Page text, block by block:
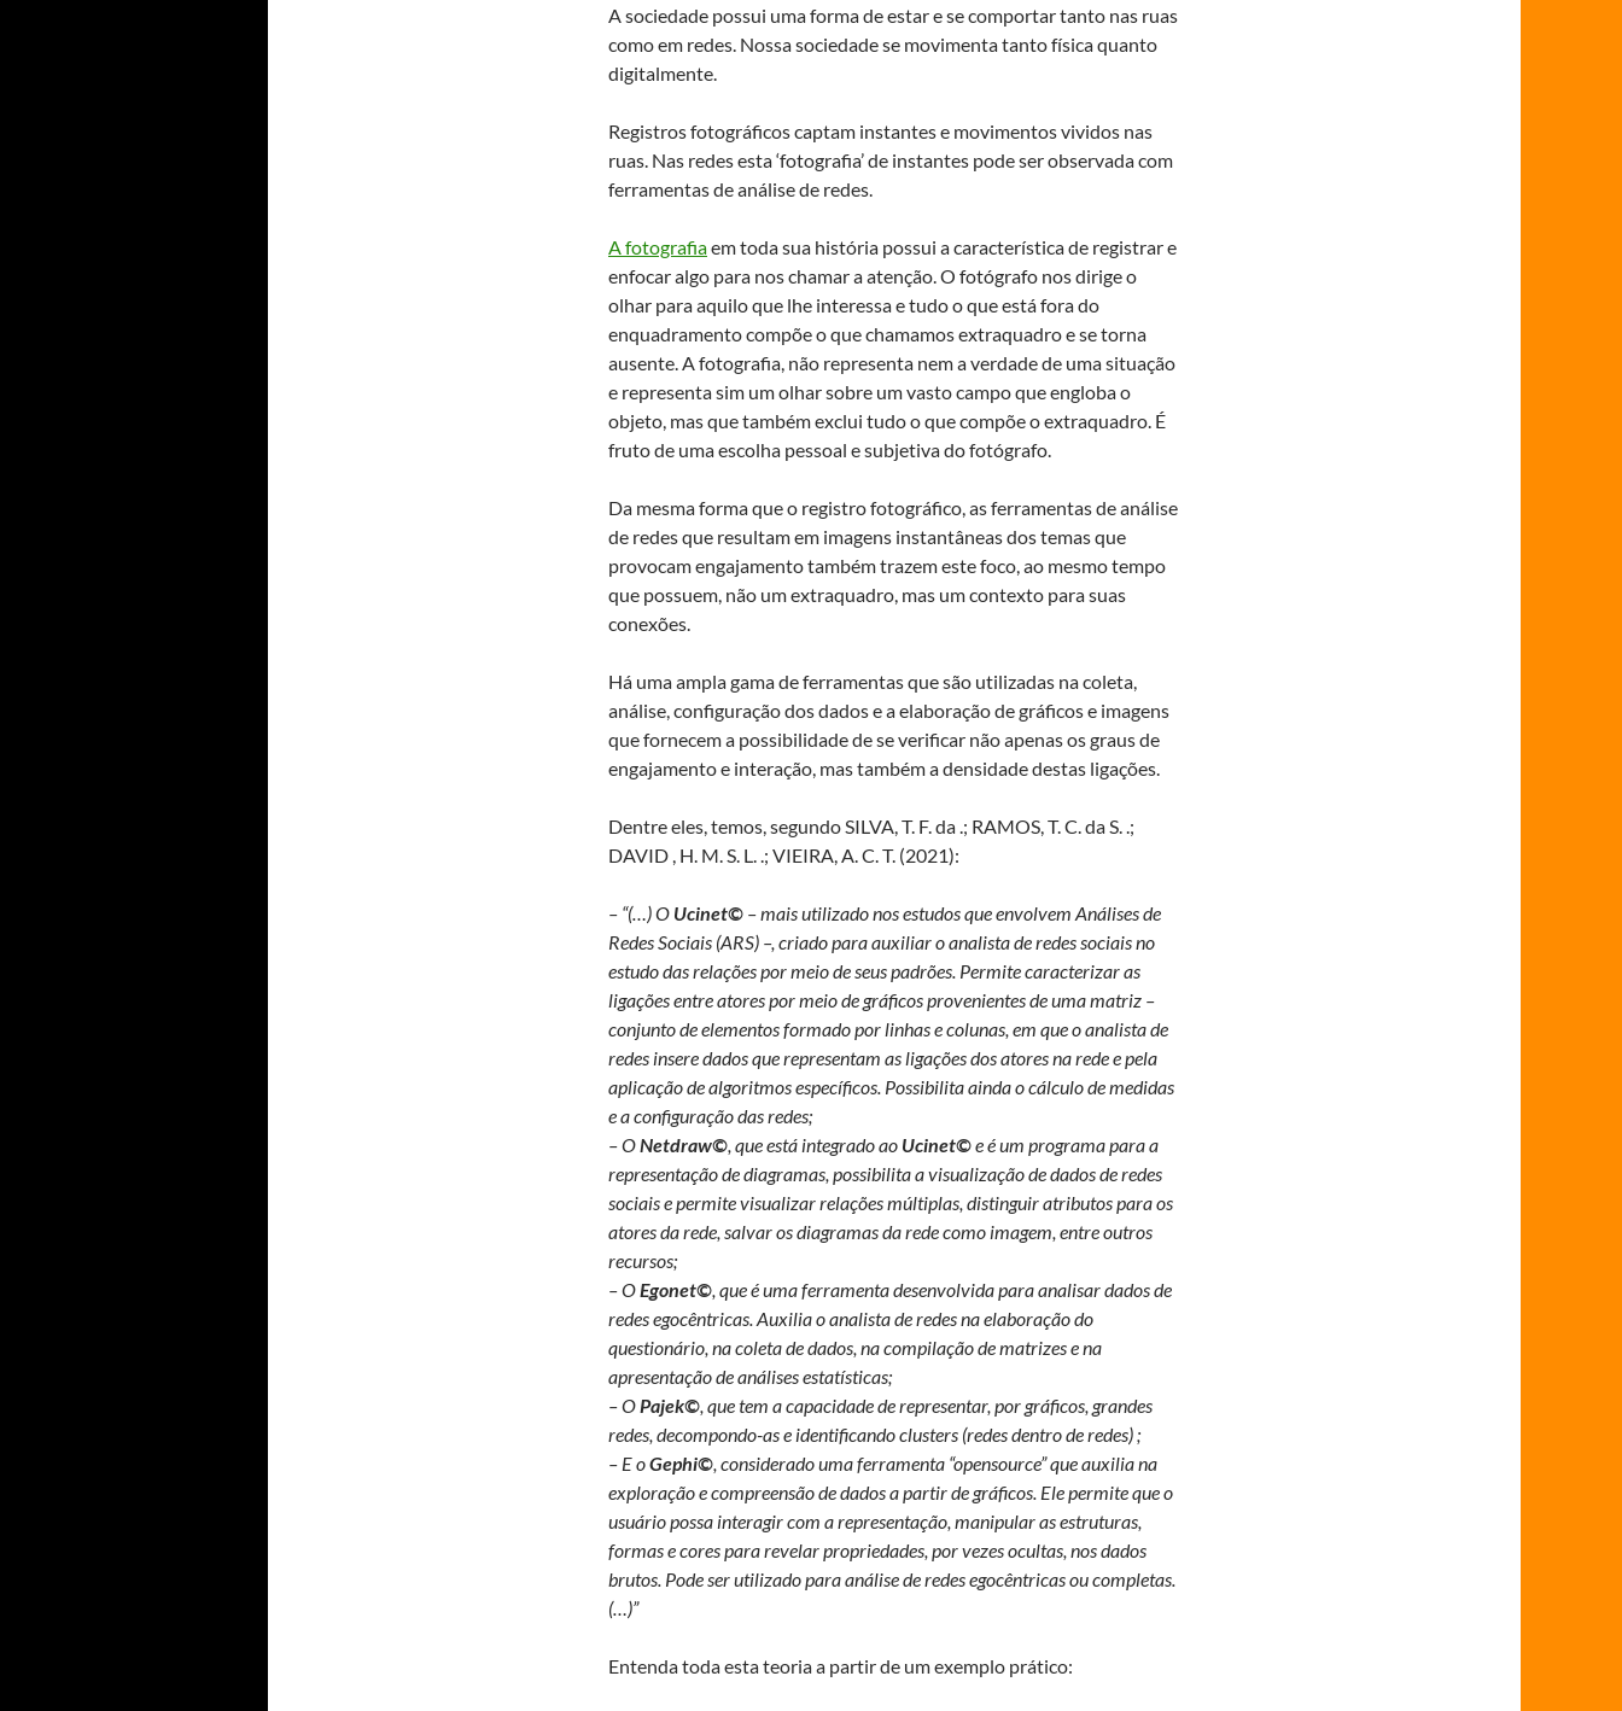
A sociedade possui uma forma de estar e se comportar tanto nas ruas
como em redes. Nossa sociedade se movimenta tanto física quanto
digitalmente.
Registros fotográficos captam instantes e movimentos vividos nas
ruas. Nas redes esta ‘fotografia’ de instantes pode ser observada com
ferramentas de análise de redes.
A fotografiaem toda sua história possui a característica de registrar e
enfocar algo para nos chamar a atenção. O fotógrafo nos dirige o
olhar para aquilo que lhe interessa e tudo o que está fora do
enquadramento compõe o que chamamos extraquadro e se torna
ausente. A fotografia, não representa nem a verdade de uma situação
e representa sim um olhar sobre um vasto campo que engloba o
objeto, mas que também exclui tudo o que compõe o extraquadro. É
fruto de uma escolha pessoal e subjetiva do fotógrafo.
Da mesma forma que o registro fotográfico, as ferramentas de análise
de redes que resultam em imagens instantâneas dos temas que
provocam engajamento também trazem este foco, ao mesmo tempo
que possuem, não um extraquadro, mas um contexto para suas
conexões.
Há uma ampla gama de ferramentas que são utilizadas na coleta,
análise, configuração dos dados e a elaboração de gráficos e imagens
que fornecem a possibilidade de se verificar não apenas os graus de
engajamento e interação, mas também a densidade destas ligações.
Dentre eles, temos, segundo SILVA, T. F. da .; RAMOS, T. C. da S. .;
DAVID , H. M. S. L. .; VIEIRA, A. C. T. (2021):
– “(…) O Ucinet© – mais utilizado nos estudos que envolvem Análises de
Redes Sociais (ARS) –, criado para auxiliar o analista de redes sociais no
estudo das relações por meio de seus padrões. Permite caracterizar as
ligações entre atores por meio de gráficos provenientes de uma matriz –
conjunto de elementos formado por linhas e colunas, em que o analista de
redes insere dados que representam as ligações dos atores na rede e pela
aplicação de algoritmos específicos. Possibilita ainda o cálculo de medidas
e a configuração das redes;
– ONetdraw©, que está integrado ao Ucinet©e é um programa para a
representação de diagramas, possibilita a visualização de dados de redes
sociais e permite visualizar relações múltiplas, distinguir atributos para os
atores da rede, salvar os diagramas da rede como imagem, entre outros
recursos;
– OEgonet©, que é uma ferramenta desenvolvida para analisar dados de
redes egocêntricas. Auxilia o analista de redes na elaboração do
questionário, na coleta de dados, na compilação de matrizes e na
apresentação de análises estatísticas;
– OPajek©, que tem a capacidade de representar, por gráficos, grandes
redes, decompondo-as e identificando clusters (redes dentro de redes) ;
– E oGephi©, considerado uma ferramenta “opensource” que auxilia na
exploração e compreensão de dados a partir de gráficos. Ele permite que o
usuário possa interagir com a representação, manipular as estruturas,
formas e cores para revelar propriedades, por vezes ocultas, nos dados
brutos. Pode ser utilizado para análise de redes egocêntricas ou completas.
(…)”
Entenda toda esta teoria a partir de um exemplo prático: